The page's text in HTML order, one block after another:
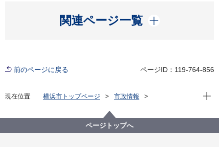
関連ページ一覧
開く
前のページに戻る ページID：119-764-856
現在位置 横浜市トップページ
市政情報
【記者発表】保土ケ谷消防団７年連続充足率100％達成
現在
ページトップへ